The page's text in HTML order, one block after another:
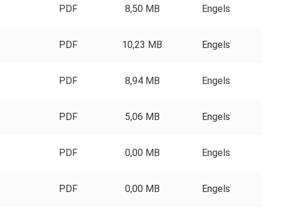
PDF 8,50 MB Engels
PDF 10,23 MB Engels
PDF 8,94 MB Engels
PDF 5,06 MB Engels
PDF 0,00 MB Engels
PDF 0,00 MB Engels